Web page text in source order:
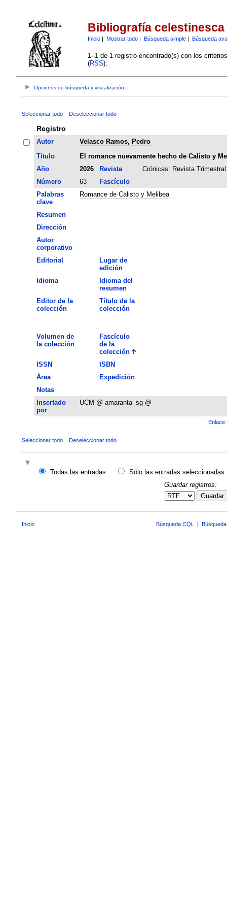
Bibliografía celestinesca
Inicio| Mostrar todo| Búsqueda simple| Búsqueda
1–1 de 1 registro encontrado(s) con los
(RSS):
Opciones de búsqueda y visualización
Seleccionar todo Deseleccionar todo
Registro
Autor
Velasco Ramos, Pedro
Título
El romance nuevamente hecho de Calisto y
Año
2026 Revista
Crónicas: Revista
Número
63
Fascículo
Palabras
clave
Romance de Calisto y Melibea
Resumen
Dirección
Autor
corporativo
Editorial
Lugar de
edición
Idioma
Idioma del
resumen
Editor de la
colección
Título de la
colección
Volumen de
la colección
Fascículo
de la
colección
ISSN
ISBN
Área
Expedición
Notas
Insertado
por
UCM @ amaranta_sg @
Enlace
Seleccionar todo Deseleccionar todo
Todas las entradas
Sólo las entradas seleccionadas:
Guardar registros:
Guardar
Inicio Búsqueda CQL